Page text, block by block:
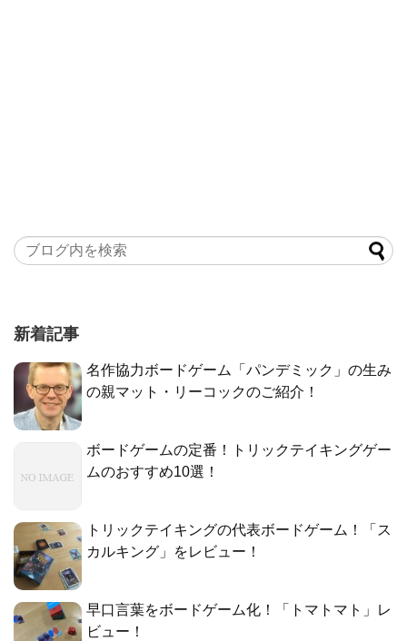
新着記事
名作協力ボードゲーム「パンデミック」の生み
の親マット・リーコックのご紹介！
ボードゲームの定番！トリックテイキングゲー
ムのおすすめ10選！
トリックテイキングの代表ボードゲーム！「ス
カルキング」をレビュー！
早口言葉をボードゲーム化！「トマトマト」レ
ビュー！